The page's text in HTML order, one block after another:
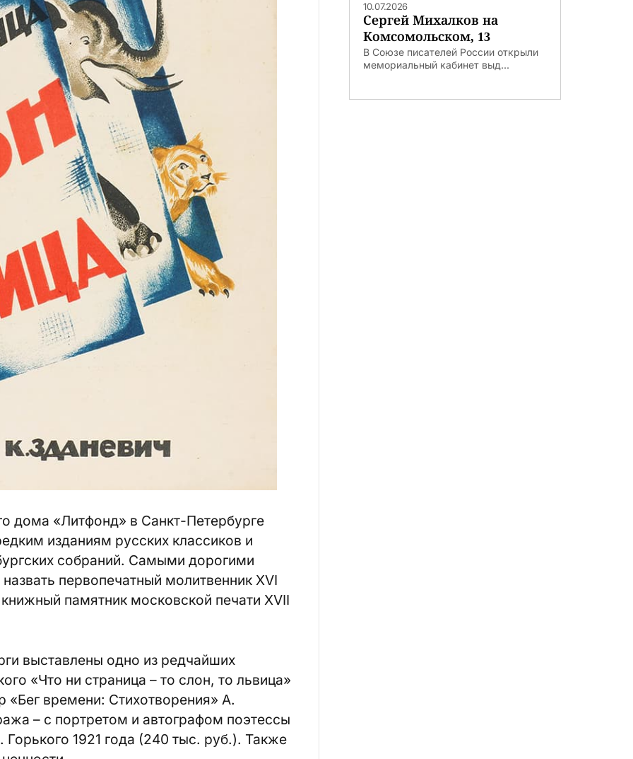
дома «Литфонд» в Санкт-Петербурге
изданиям русских классиков и
собраний. Самыми дорогими
первопечатный молитвенник XVI
памятник московской печати XVII
выставлены одно из редчайших
«Что ни страница – то слон, то львица»
«Бег времени: Стихотворения» А.
– с портретом и автографом поэтессы
1921 года (240 тыс. руб.). Также
10.07.2026
Сергей Михалков на
Комсомольском, 13
В Союзе писателей России открыли
мемориальный кабинет выд...